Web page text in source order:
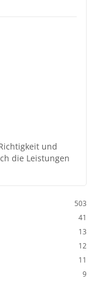
und
die Leistungen
503
41
13
12
11
9